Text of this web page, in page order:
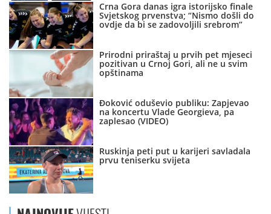
Crna Gora danas igra istorijsko finale
Svjetskog prvenstva; “Nismo došli do
ovdje da bi se zadovoljili srebrom”
Prirodni priraštaj u prvih pet mjeseci
pozitivan u Crnoj Gori, ali ne u svim
opštinama
Đoković oduševio publiku: Zapjevao
na koncertu Vlade Georgieva, pa
zaplesao (VIDEO)
Ruskinja peti put u karijeri savladala
prvu teniserku svijeta